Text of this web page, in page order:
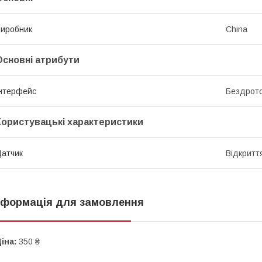
China
атрибути
характеристики
для замовлення
350 ₴